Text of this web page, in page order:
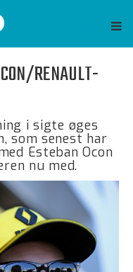
RENAULT-
i sigte øges
som senest har
Esteban Ocon
nu med.